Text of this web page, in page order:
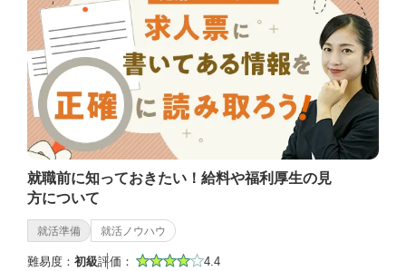
就職前に知っておきたい！給料や福利厚生の見
方について
就活準備 就活ノウハウ
難易度： 初級評価： 4.4